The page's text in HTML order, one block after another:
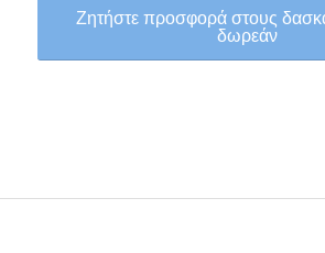
Ζητήστε προσφορά στους
δωρεάν